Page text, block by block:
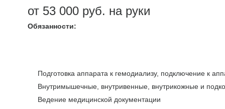
от 53 000 руб. на руки
Обязанности:
Подготовка аппарата к гемодиализу, подключение к
Внутримышечные, внутривенные, внутрикожные и
Ведение медицинской документации